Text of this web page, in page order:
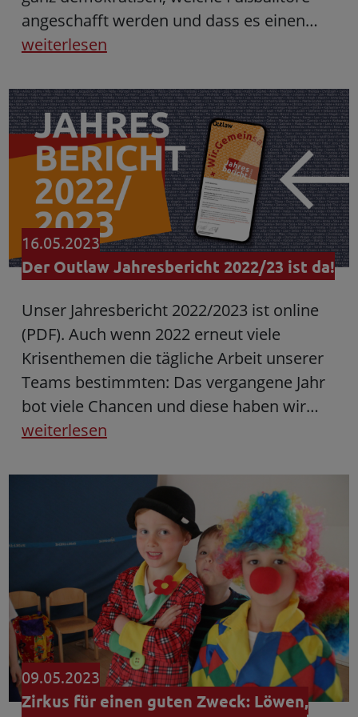
angeschafft werden und dass es einen…
weiterlesen
16.05.2023
Der Outlaw Jahresbericht 2022/23 ist da!
Unser Jahresbericht 2022/2023 ist online
(PDF). Auch wenn 2022 erneut viele
Krisenthemen die tägliche Arbeit unserer
Teams bestimmten: Das vergangene Jahr
bot viele Chancen und diese haben wir…
weiterlesen
09.05.2023
Zirkus für einen guten Zweck: Löwen,